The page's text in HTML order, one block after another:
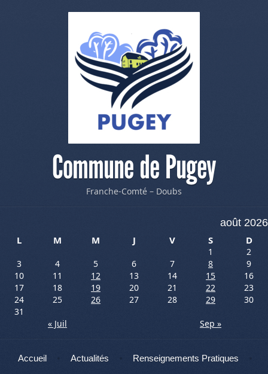
Commune de Pugey
Franche-Comté – Doubs
août 2026
L
M M J V S D
1
2
3
4 5 6 7 8
9
10
11 12 13 14 15
16
17
18 19 20 21 22
23
24
25 26 27 28 29
30
31
« Juil
Sep »
Menu
Aller au contenu
Accueil Actualités Renseignements Pratiques